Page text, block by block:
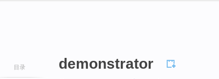
目录 demonstrator